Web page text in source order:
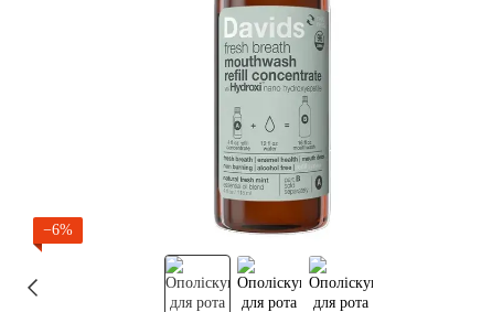
−6%